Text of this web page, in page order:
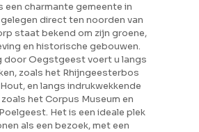
charmante gemeente in
direct ten noorden van
staat bekend om zijn groene,
en historische gebouwen.
door Oegstgeest voert u langs
zoals het Rhijngeesterbos
en langs indrukwekkende
het Corpus Museum en
Het is een ideale plek
als een bezoek, met een